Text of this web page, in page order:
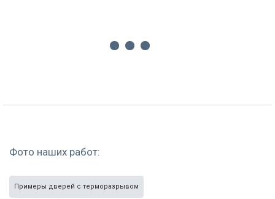
Фото наших работ:
Примеры дверей с терморазрывом